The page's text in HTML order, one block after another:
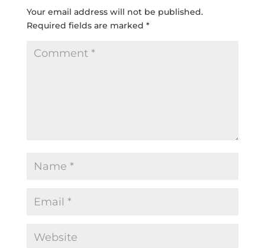
Your email address will not be published.
Required fields are marked *